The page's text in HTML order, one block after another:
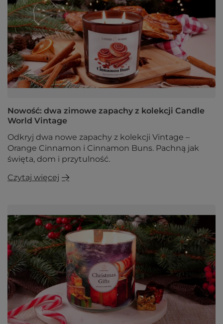
Nowość: dwa zimowe zapachy z kolekcji Candle
World Vintage
Odkryj dwa nowe zapachy z kolekcji Vintage –
Orange Cinnamon i Cinnamon Buns. Pachną jak
święta, dom i przytulność.
Czytaj więcej